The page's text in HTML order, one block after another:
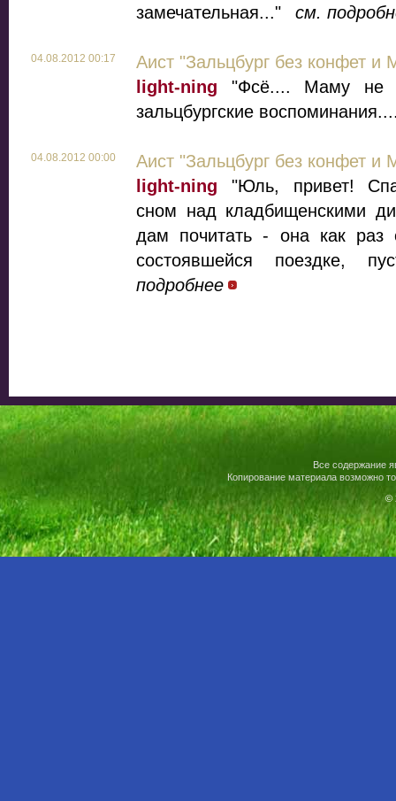
замечательная..."
см.
04.08.2012 00:17
Аист "Зальцбург без конфет и
light-ning "Фсё.... Маму не
зальцбургские
04.08.2012 00:00
Аист "Зальцбург без конфет и
light-ning "Юль, привет!
сном над кладбищенскими
дам почитать - она как раз
состоявшейся поездке,
подробнее
Все содержание
Копирование материала возможно
©